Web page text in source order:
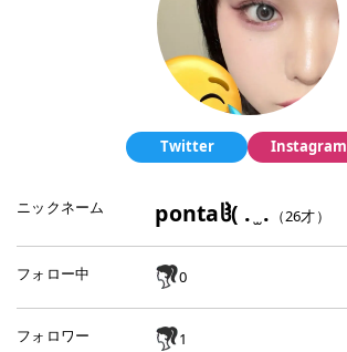
Twitter Instagram
ニックネーム pontaჱ̒( . ̫ . （26才）
フォロー中 0
フォロワー 1